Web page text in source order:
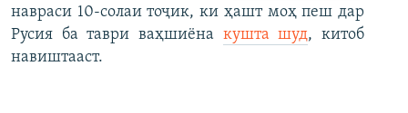
навраси 10-солаи тоҷик, ки ҳашт моҳ пеш дар
Русия ба таври ваҳшиёна кушта шуд, китоб
навиштааст.